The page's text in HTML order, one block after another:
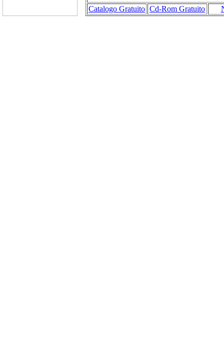
Catalogo Gratuito Cd-Rom Gratuito